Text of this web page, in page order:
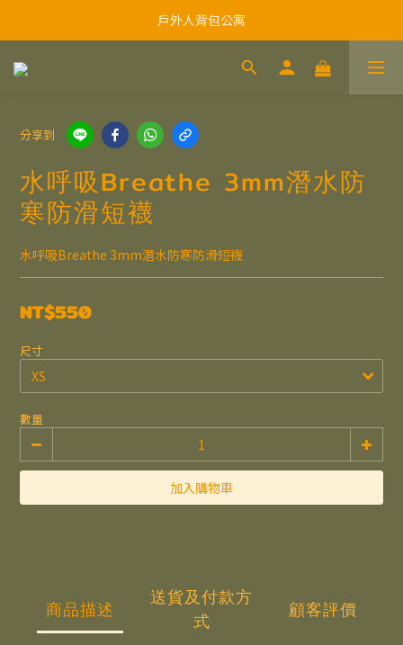
戶外人背包公寓
分享到
水呼吸Breathe 3mm潛水防
寒防滑短襪
水呼吸Breathe 3mm潛水防寒防滑短襪
NT$550
尺寸
數量
加入購物車
商品描述
送貨及付款方
式
顧客評價